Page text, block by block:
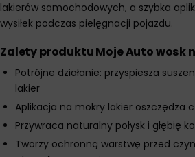
lakierów samochodowych, a szybka
wysiłek podczas pielęgnacji pojazdu.
Zalety produktu Moje Auto wosk
Potrójne działanie: przyspiesza
lakier
Aplikacja na mokry lakier oszczędza
Przywraca naturalny połysk i głębię
Tworzy ochronną warstwę przed